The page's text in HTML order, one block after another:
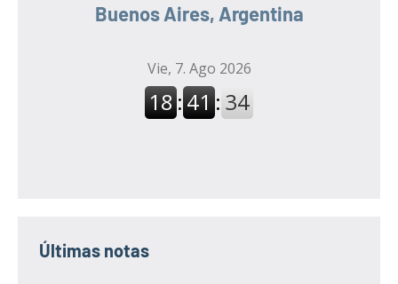
Buenos Aires, Argentina
Últimas notas